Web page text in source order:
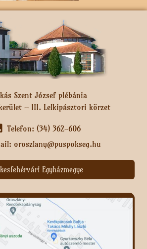
Szent József plébánia
– III. Lelkipásztori körzet
Telefon: (34) 362-606
oroszlany@puspokseg.hu
Egyházmegye